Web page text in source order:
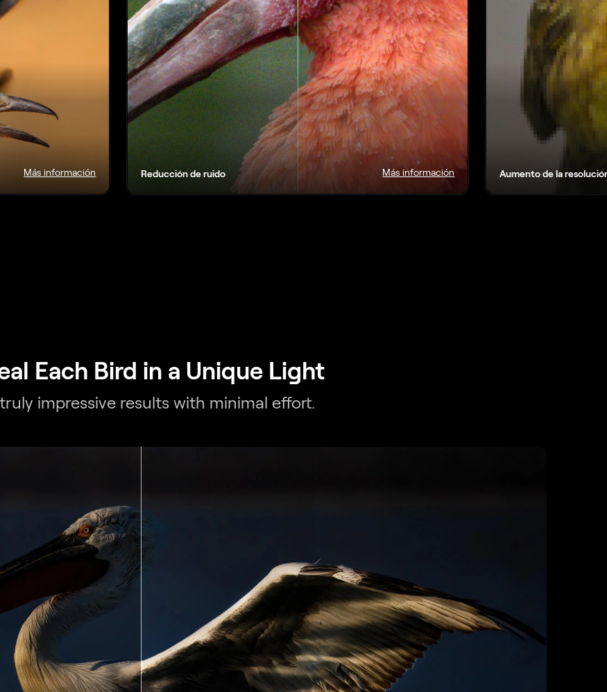
Más información Reducción de ruido Más información Aumento de la
Each Bird in a Unique Light
impressive results with minimal effort.